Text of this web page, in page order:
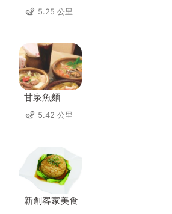
5.25 公里
甘泉魚麵
5.42 公里
新創客家美食